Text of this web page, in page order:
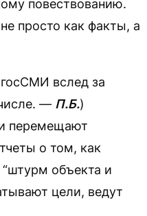
повествованию.
просто как факты, а
вслед за
— П.Б.)
перемещают
о том, как
“штурм объекта и
цели, ведут